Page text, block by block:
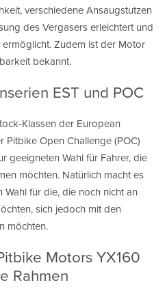
verschiedene Ansaugstutzen
des Vergasers erleichtert und
Zudem ist der Motor
bekannt.
EST und POC
Klassen der European
Pitbike Open Challenge (POC)
geeigneten Wahl für Fahrer, die
möchten. Natürlich macht es
für die, die noch nicht an
sich jedoch mit den
möchten.
Motors YX160
Rahmen